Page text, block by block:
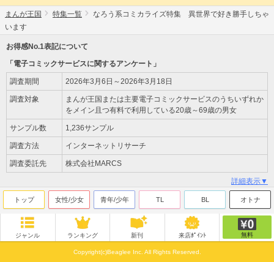
まんが王国 特集一覧
なろう系コミカライズ特集 異世界で好き勝手しちゃ
います
お得感No.1表記について
「電子コミックサービスに関するアンケート」
調査期間 2026年3月6日～2026年3月18日
調査対象
まんが王国または主要電子コミックサービスのうちいずれか
をメイン且つ有料で利用している20歳～69歳の男女
サンプル数 1,236サンプル
調査方法 インターネットリサーチ
調査委託先 株式会社MARCS
詳細表示▼
トップ 女性/少女 青年/少年 TL BL オトナ
ジャンル ランキング 新刊 来店ﾎﾟｲﾝﾄ 無料
Copyright(c)Beaglee Inc. All Rights Reserved.